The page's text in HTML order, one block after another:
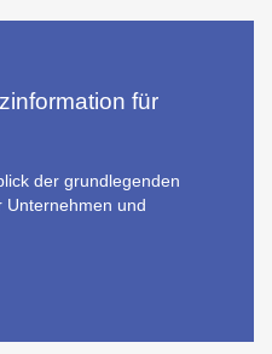
für
der grundlegenden
Unternehmen und